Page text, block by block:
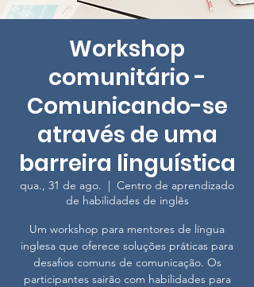
Workshop
comunitário -
Comunicando-se
através de uma
barreira linguística
qua., 31 de ago.
  |
Centro de aprendizado
de habilidades de inglês
Um workshop para mentores de língua
inglesa que oferece soluções práticas para
desafios comuns de comunicação. Os
participantes sairão com habilidades para